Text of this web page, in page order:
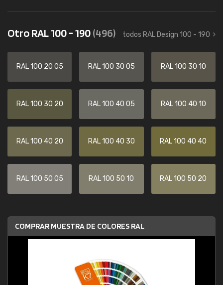
Otro RAL 100 - 190(496) todos RAL Design 100 - 190
RAL 100 20 05 RAL 100 30 05 RAL 100 30 10
RAL 100 30 20 RAL 100 40 05 RAL 100 40 10
RAL 100 40 20 RAL 100 40 30 RAL 100 40 40
RAL 100 50 05 RAL 100 50 10 RAL 100 50 20
COMPRAR MUESTRA DE COLORES RAL